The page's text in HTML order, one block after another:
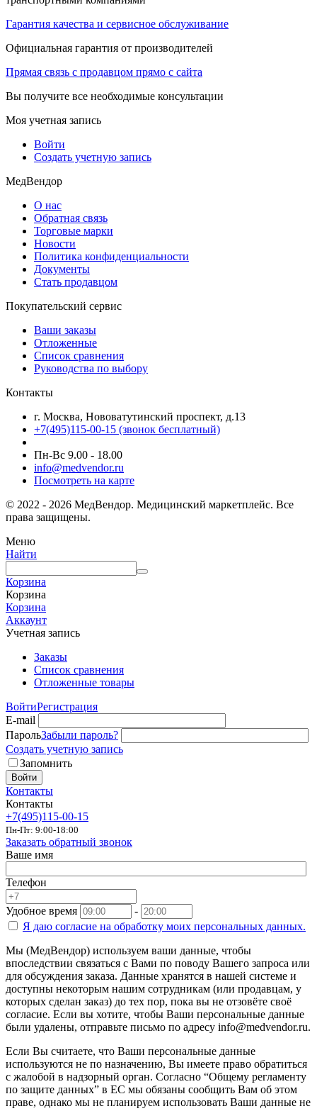
Гарантия качества и сервисное обслуживание
Официальная гарантия от производителей
Прямая связь с продавцом прямо с сайта
Вы получите все необходимые консультации
Моя учетная запись
Войти
Создать учетную запись
МедВендор
О нас
Обратная связь
Торговые марки
Новости
Политика конфиденциальности
Документы
Стать продавцом
Покупательский сервис
Ваши заказы
Отложенные
Список сравнения
Руководства по выбору
Контакты
г. Москва, Нововатутинский проспект, д.13
+7(495)115-00-15 (звонок бесплатный)
Пн-Вс 9.00 - 18.00
info@medvendor.ru
Посмотреть на карте
© 2022 - 2026 МедВендор. Медицинский маркетплейс. Все
права защищены.
Меню
Найти
Корзина
Корзина
Корзина
Аккаунт
Учетная запись
Заказы
Список сравнения
Отложенные товары
ВойтиРегистрация
E-mail
ПарольЗабыли пароль?
Создать учетную запись
Запомнить
Войти
Контакты
Контакты
+7(495)115-00-15
Пн-Пт: 9:00-18:00
Заказать обратный звонок
Ваше имя
Телефон
Удобное время
-
Я даю согласие на обработку моих персональных данных.
Мы (МедВендор) используем ваши данные, чтобы
впоследствии связаться с Вами по поводу Вашего запроса или
для обсуждения заказа. Данные хранятся в нашей системе и
доступны некоторым нашим сотрудникам (или продавцам, у
которых сделан заказ) до тех пор, пока вы не отзовёте своё
согласие. Если вы хотите, чтобы Ваши персональные данные
были удалены, отправьте письмо по адресу info@medvendor.ru.
Если Вы считаете, что Ваши персональные данные
используются не по назначению, Вы имеете право обратиться
с жалобой в надзорный орган. Согласно “Общему регламенту
по защите данных” в ЕС мы обязаны сообщить Вам об этом
праве, однако мы не планируем использовать Ваши данные не